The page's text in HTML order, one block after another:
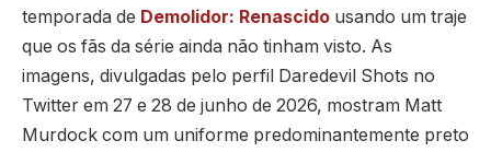
temporada de Demolidor: Renascido usando um traje
que os fãs da série ainda não tinham visto. As
imagens, divulgadas pelo perfil Daredevil Shots no
Twitter em 27 e 28 de junho de 2026, mostram Matt
Murdock com um uniforme predominantemente preto